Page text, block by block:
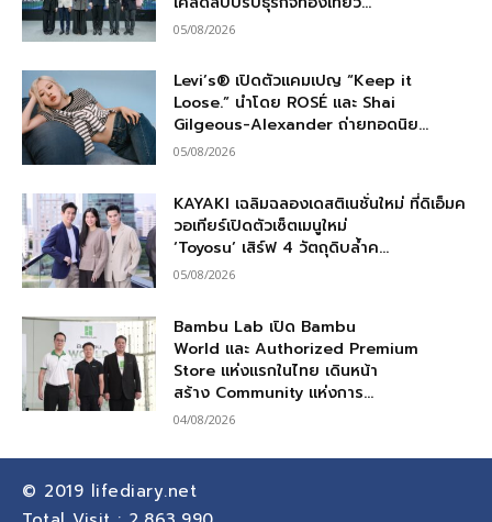
05/08/2026
Levi’s® เปิดตัวแคมเปญ “Keep it
Loose.” นำโดย ROSÉ และ Shai
Gilgeous-Alexander ถ่ายทอดนิย...
05/08/2026
KAYAKI เฉลิมฉลองเดสติเนชั่นใหม่ ที่ดิเอ็มค
วอเทียร์เปิดตัวเซ็ตเมนูใหม่
‘Toyosu’ เสิร์ฟ 4 วัตถุดิบล้ำค...
05/08/2026
Bambu Lab เปิด Bambu
World และ Authorized Premium
Store แห่งแรกในไทย เดินหน้า
สร้าง Community แห่งการ...
04/08/2026
© 2019 lifediary.net